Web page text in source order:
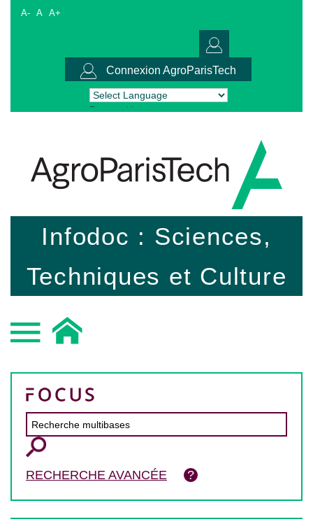
A- A A+
Connexion AgroParisTech
Powered by Translate
Infodoc : Sciences,
Techniques et Culture
RECHERCHE AVANCÉE